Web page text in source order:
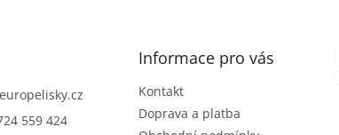
europelisky.cz
559 424
Informace pro vás
Kontakt
Doprava a platba